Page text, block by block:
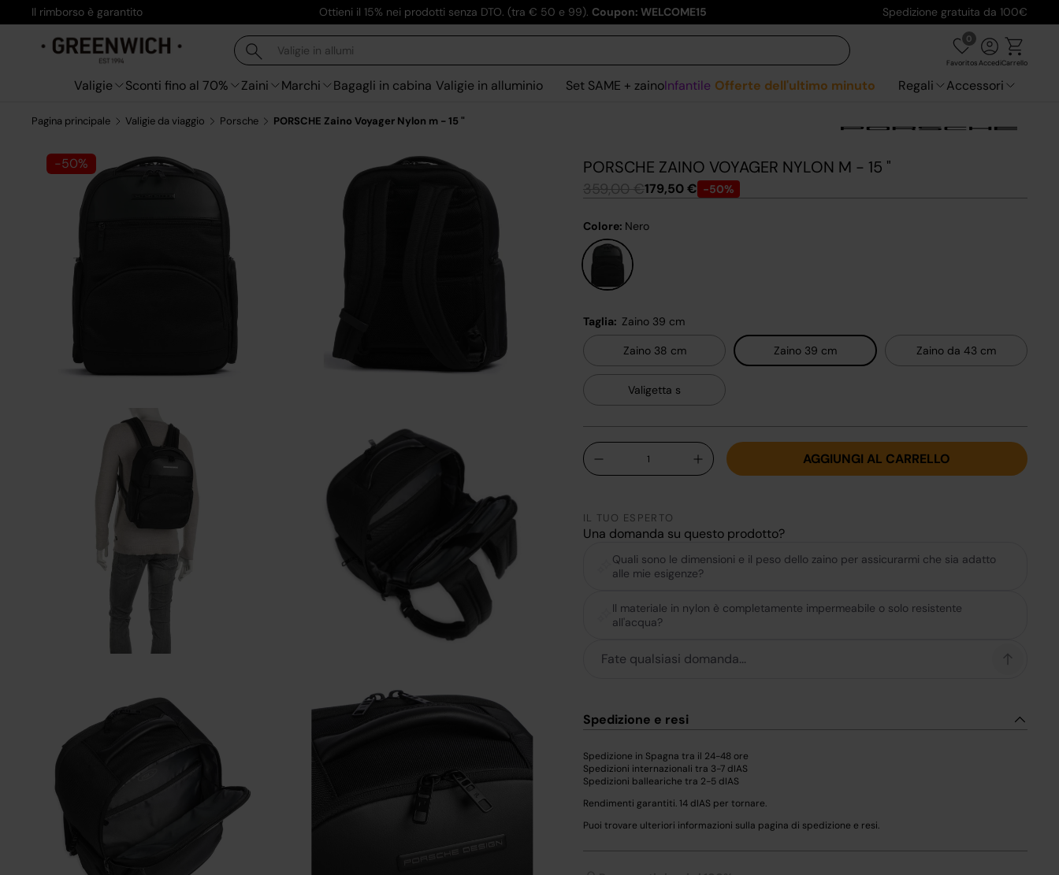
Il rimborso è garantito Ottieni il 15% nei prodotti senza DTO. (tra € 50 e 99). Coupon: WELCOME15 Spedizione gratuita da 100€
Cerca
Cerca
0
FavoritosAccediCarrello
Valigie Sconti fino al 70% Zaini Marchi Bagagli in cabina Valigie in alluminio Set SAME + zainoInfantile Offerte dell'ultimo minuto Regali Accessori
Pagina principale Valigie da viaggio Porsche PORSCHE Zaino Voyager Nylon m - 15 "
-50% PORSCHE ZAINO VOYAGER NYLON M - 15 "
359,00 €179,50 € -50%
Colore: Nero
Nero
Taglia: Zaino 39 cm
Zaino 38 cm Zaino 39 cm Zaino da 43 cm
Valigetta s
Q.tà
+ AGGIUNGI AL CARRELLO
IL TUO ESPERTO
Una domanda su questo prodotto?
Quali sono le dimensioni e il peso dello zaino per assicurarmi che sia adatto
alle mie esigenze?
Il materiale in nylon è completamente impermeabile o solo resistente
all'acqua?
Spedizione e resi
Spedizione in Spagna tra il 24-48 ore
Spedizioni internazionali tra 3-7 dIAS
Spedizioni balleariche tra 2-5 dIAS
Rendimenti garantiti. 14 dIAS per tornare.
Puoi trovare ulteriori informazioni sulla pagina di spedizione e resi.